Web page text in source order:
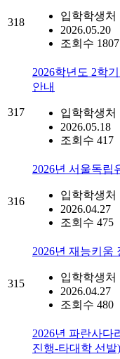
318
입학학생처
2026.05.20
조회수 1807
317
2026학년도 2학
안내
입학학생처
2026.05.18
조회수 417
316
2026년 서울독립
입학학생처
2026.04.27
조회수 475
315
2026년 재능키움
입학학생처
2026.04.27
조회수 480
2026년 파란사다
진행-타대학 선발)